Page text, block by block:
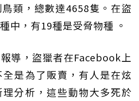
類，總數達4658隻。在盜
中，有19種是受脅物種 。
導，盜獵者在Facebook上
是為了販賣，有人是在炫
分析，這些動物大多死於